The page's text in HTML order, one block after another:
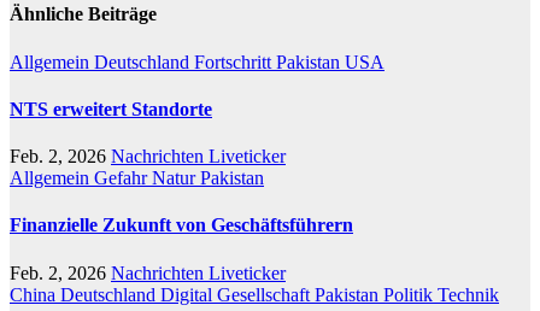
Ähnliche Beiträge
Allgemein Deutschland Fortschritt Pakistan USA
NTS erweitert Standorte
Feb. 2, 2026 Nachrichten Liveticker
Allgemein GefahrNaturPakistan
Finanzielle Zukunft von Geschäftsführern
Feb. 2, 2026 Nachrichten Liveticker
China Deutschland Digital Gesellschaft Pakistan Politik Technik